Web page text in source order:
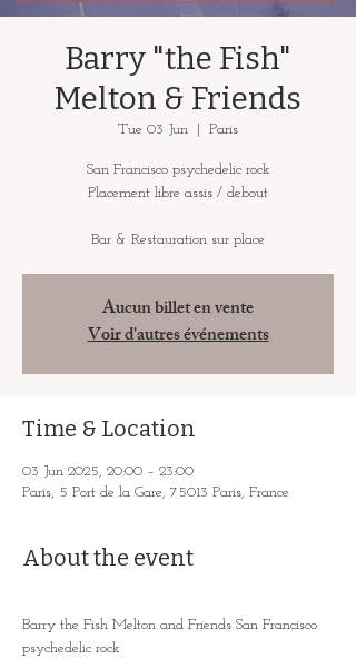
Barry "the Fish"
Melton & Friends
Tue 03 Jun Paris
San Francisco psychedelic rock
Placement libre assis / debout
Bar & Restauration sur place
Aucun billet en vente
Voir d'autres événements
Time & Location
03 Jun 2025, 20:00 – 23:00
Paris, 5 Port de la Gare, 75013 Paris, France
About the event
Barry the Fish Melton and Friends San Francisco
psychedelic rock